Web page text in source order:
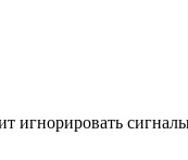
игнорировать